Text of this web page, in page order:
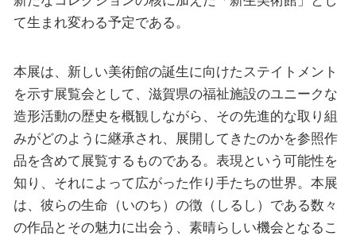
て生まれ変わる予定である。
本展は、新しい美術館の誕生に向けたステイトメント
を示す展覧会として、滋賀県の福祉施設のユニークな
造形活動の歴史を概観しながら、その先進的な取り組
みがどのように継承され、展開してきたのかを参照作
品を含めて展覧するものである。表現という可能性を
知り、それによって広がった作り手たちの世界。本展
は、彼らの生命（いのち）の徴（しるし）である数々
の作品とその魅力に出会う、素晴らしい機会となるこ